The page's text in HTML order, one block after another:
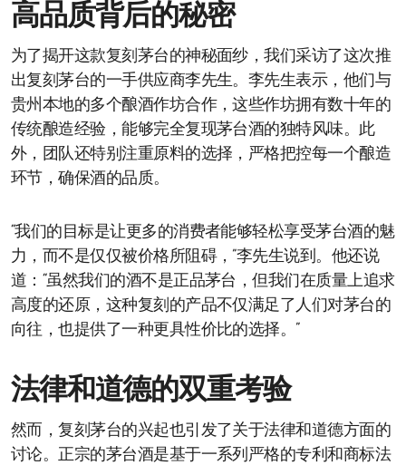
高品质背后的秘密
为了揭开这款复刻茅台的神秘面纱，我们采访了这次推
出复刻茅台的一手供应商李先生。李先生表示，他们与
贵州本地的多个酿酒作坊合作，这些作坊拥有数十年的
传统酿造经验，能够完全复现茅台酒的独特风味。此
外，团队还特别注重原料的选择，严格把控每一个酿造
环节，确保酒的品质。
“我们的目标是让更多的消费者能够轻松享受茅台酒的魅
力，而不是仅仅被价格所阻碍，”李先生说到。他还说
道：“虽然我们的酒不是正品茅台，但我们在质量上追求
高度的还原，这种复刻的产品不仅满足了人们对茅台的
向往，也提供了一种更具性价比的选择。”
法律和道德的双重考验
然而，复刻茅台的兴起也引发了关于法律和道德方面的
讨论。正宗的茅台酒是基于一系列严格的专利和商标法